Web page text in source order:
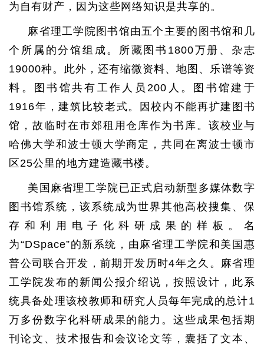
为自有财产，因为这些网络知识是共享的。
麻省理工学院图书馆由五个主要的图书馆和几
个所属的分馆组成。所藏图书1800万册、杂志
19000种。此外，还有缩微资料、地图、乐谱等资
料。图书馆共有工作人员200人。图书馆建于
1916年，建筑比较老式。因校内不能再扩建图书
馆，故临时在市郊租用仓库作为书库。该校业与
哈佛大学和波士顿大学商定，共同在离波士顿市
区25公里的地方建造藏书楼。
美国麻省理工学院已正式启动新型多媒体数字
图书馆系统，该系统成为世界其他高校搜集、保
存和利用电子化科研成果的样板。名
为“DSpace”的新系统，由麻省理工学院和美国惠
普公司联合开发，前期开发历时4年之久。麻省理
工学院发布的新闻公报介绍说，按照设计，此系
统具备处理该校教师和研究人员每年完成的总计1
万多份数字化科研成果的能力。这些成果包括期
刊论文、技术报告和会议论文等，囊括了文本、